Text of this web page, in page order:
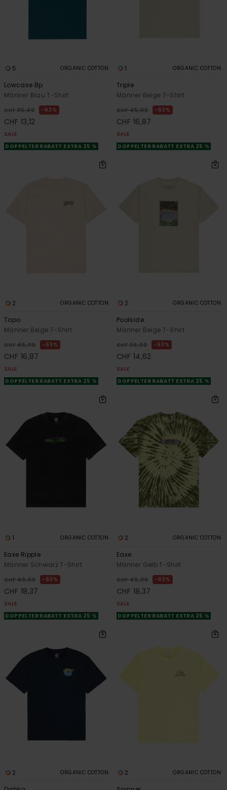
5 ORGANIC COTTON
Lowcase Bp
Männer Blau T-Shirt
CHF 35,00 63%
CHF 13,12
SALE
DOPPELTER RABATT EXTRA 25 %
1 ORGANIC COTTON
Triple
Männer Beige T-Shirt
CHF 45,00 63%
CHF 16,87
SALE
DOPPELTER RABATT EXTRA 25 %
2 ORGANIC COTTON
Topo
Männer Beige T-Shirt
CHF 45,00 63%
CHF 16,87
SALE
DOPPELTER RABATT EXTRA 25 %
2 ORGANIC COTTON
Poolside
Männer Beige T-Shirt
CHF 39,00 63%
CHF 14,62
SALE
DOPPELTER RABATT EXTRA 25 %
1 ORGANIC COTTON
Eaxe Ripple
Männer Schwarz T-Shirt
CHF 49,00 63%
CHF 18,37
SALE
DOPPELTER RABATT EXTRA 25 %
2 ORGANIC COTTON
Eaxe
Männer Gelb T-Shirt
CHF 49,00 63%
CHF 18,37
SALE
DOPPELTER RABATT EXTRA 25 %
2 ORGANIC COTTON 2 ORGANIC COTTON